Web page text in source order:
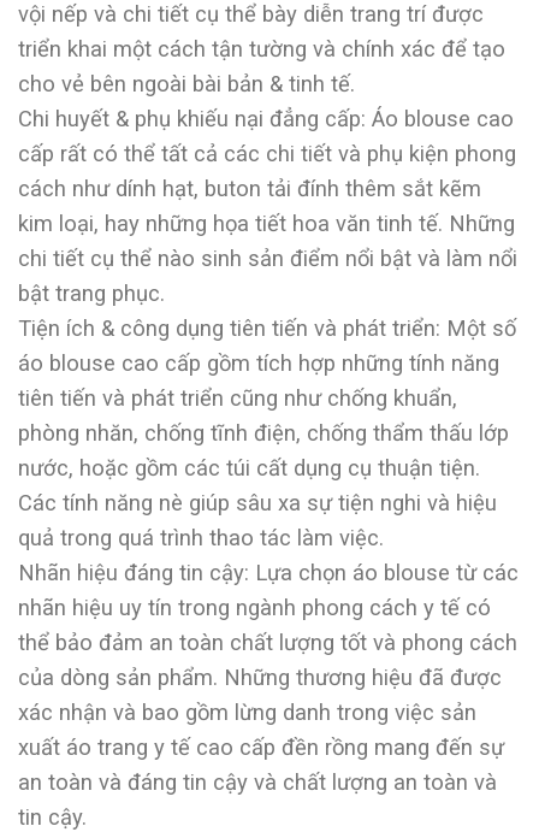
vội nếp và chi tiết cụ thể bày diễn trang trí được
triển khai một cách tận tường và chính xác để tạo
cho vẻ bên ngoài bài bản & tinh tế.
Chi huyết & phụ khiếu nại đẳng cấp: Áo blouse cao
cấp rất có thể tất cả các chi tiết và phụ kiện phong
cách như dính hạt, buton tải đính thêm sắt kẽm
kim loại, hay những họa tiết hoa văn tinh tế. Những
chi tiết cụ thể nào sinh sản điểm nổi bật và làm nổi
bật trang phục.
Tiện ích & công dụng tiên tiến và phát triển: Một số
áo blouse cao cấp gồm tích hợp những tính năng
tiên tiến và phát triển cũng như chống khuẩn,
phòng nhăn, chống tĩnh điện, chống thẩm thấu lớp
nước, hoặc gồm các túi cất dụng cụ thuận tiện.
Các tính năng nè giúp sâu xa sự tiện nghi và hiệu
quả trong quá trình thao tác làm việc.
Nhãn hiệu đáng tin cậy: Lựa chọn áo blouse từ các
nhãn hiệu uy tín trong ngành phong cách y tế có
thể bảo đảm an toàn chất lượng tốt và phong cách
của dòng sản phẩm. Những thương hiệu đã được
xác nhận và bao gồm lừng danh trong việc sản
xuất áo trang y tế cao cấp đền rồng mang đến sự
an toàn và đáng tin cậy và chất lượng an toàn và
tin cậy.